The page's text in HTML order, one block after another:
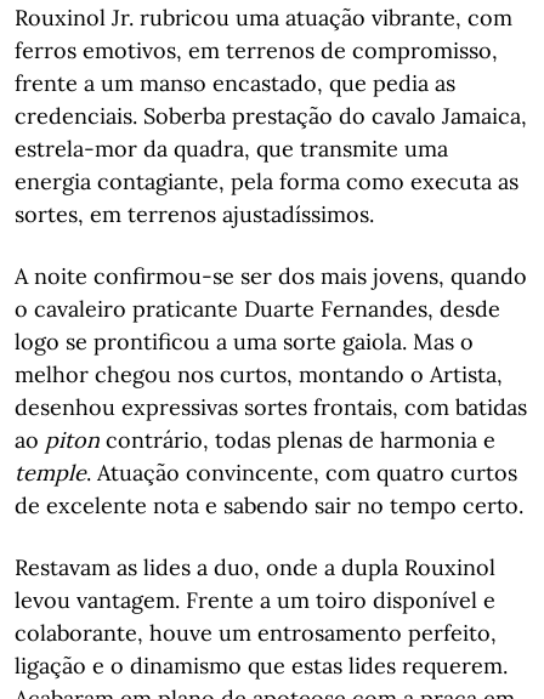
Rouxinol Jr. rubricou uma atuação vibrante, com
ferros emotivos, em terrenos de compromisso,
frente a um manso encastado, que pedia as
credenciais. Soberba prestação do cavalo Jamaica,
estrela-mor da quadra, que transmite uma
energia contagiante, pela forma como executa as
sortes, em terrenos ajustadíssimos.
A noite confirmou-se ser dos mais jovens, quando
o cavaleiro praticante Duarte Fernandes, desde
logo se prontificou a uma sorte gaiola. Mas o
melhor chegou nos curtos, montando o Artista,
desenhou expressivas sortes frontais, com batidas
ao piton contrário, todas plenas de harmonia e
temple. Atuação convincente, com quatro curtos
de excelente nota e sabendo sair no tempo certo.
Restavam as lides a duo, onde a dupla Rouxinol
levou vantagem. Frente a um toiro disponível e
colaborante, houve um entrosamento perfeito,
ligação e o dinamismo que estas lides requerem.